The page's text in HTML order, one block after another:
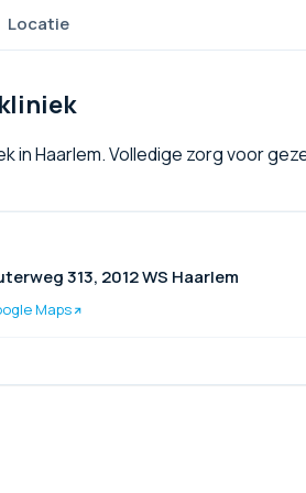
Locatie
in Haarlem. Volledige zorg voor
313, 2012 WS Haarlem
Maps